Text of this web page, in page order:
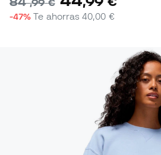
,99 €
-47% Te ahorras40,00 €